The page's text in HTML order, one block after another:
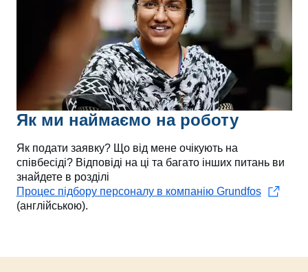
Як ми наймаємо на роботу
Як подати заявку? Що від мене очікують на
співбесіді? Відповіді на ці та багато інших питань ви
знайдете в розділі
Процес підбору персоналу в компанію Grundfos
(англійською).